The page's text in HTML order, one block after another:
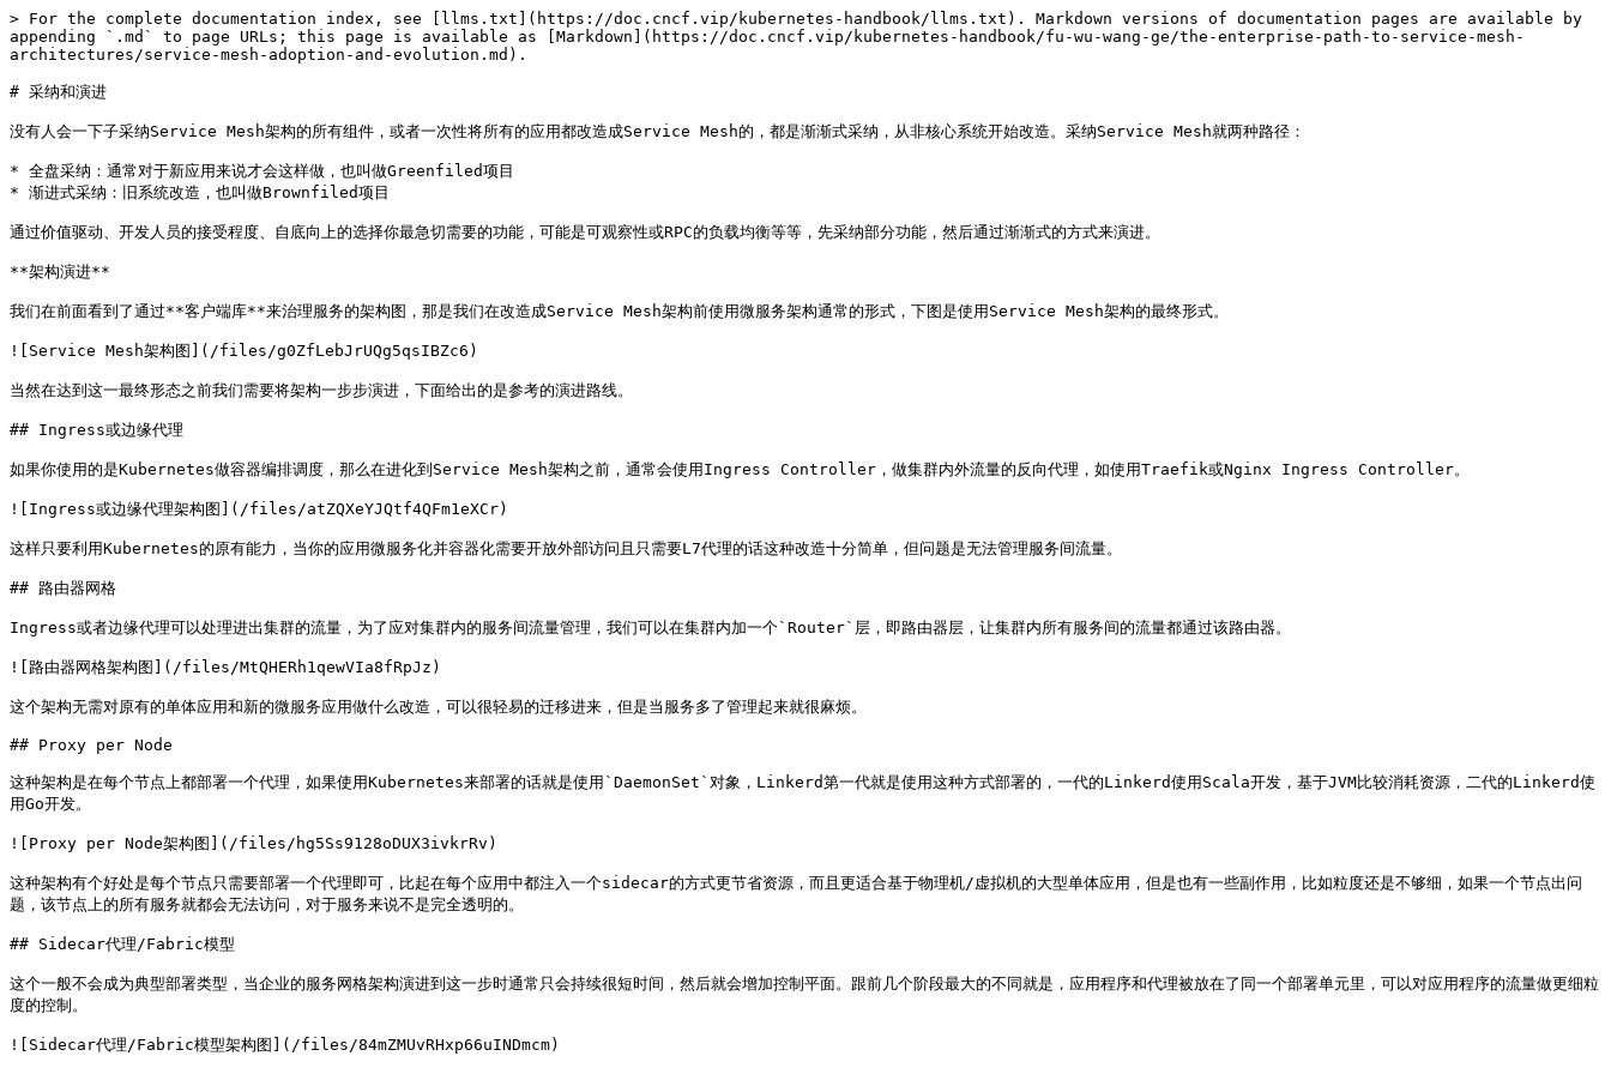
> For the complete documentation index, see [llms.txt](https://doc.cncf.vip/kubernetes-handbook/llms.txt). Markdown versions of documentation pages are available by
appending `.md` to page URLs; this page is available as [Markdown](https://doc.cncf.vip/kubernetes-handbook/fu-wu-wang-ge/the-enterprise-path-to-service-mesh-
architectures/service-mesh-adoption-and-evolution.md).
# 采纳和演进
没有人会一下子采纳Service Mesh架构的所有组件，或者一次性将所有的应用都改造成Service Mesh的，都是渐渐式采纳，从非核心系统开始改造。采纳Service Mesh就两种路径：
* 全盘采纳：通常对于新应用来说才会这样做，也叫做Greenfiled项目
* 渐进式采纳：旧系统改造，也叫做Brownfiled项目
通过价值驱动、开发人员的接受程度、自底向上的选择你最急切需要的功能，可能是可观察性或RPC的负载均衡等等，先采纳部分功能，然后通过渐渐式的方式来演进。
**架构演进**
我们在前面看到了通过**客户端库**来治理服务的架构图，那是我们在改造成Service Mesh架构前使用微服务架构通常的形式，下图是使用Service Mesh架构的最终形式。
![Service Mesh架构图](/files/g0ZfLebJrUQg5qsIBZc6)
当然在达到这一最终形态之前我们需要将架构一步步演进，下面给出的是参考的演进路线。
## Ingress或边缘代理
如果你使用的是Kubernetes做容器编排调度，那么在进化到Service Mesh架构之前，通常会使用Ingress Controller，做集群内外流量的反向代理，如使用Traefik或Nginx Ingress Controller。
![Ingress或边缘代理架构图](/files/atZQXeYJQtf4QFm1eXCr)
这样只要利用Kubernetes的原有能力，当你的应用微服务化并容器化需要开放外部访问且只需要L7代理的话这种改造十分简单，但问题是无法管理服务间流量。
## 路由器网格
Ingress或者边缘代理可以处理进出集群的流量，为了应对集群内的服务间流量管理，我们可以在集群内加一个`Router`层，即路由器层，让集群内所有服务间的流量都通过该路由器。
![路由器网格架构图](/files/MtQHERh1qewVIa8fRpJz)
这个架构无需对原有的单体应用和新的微服务应用做什么改造，可以很轻易的迁移进来，但是当服务多了管理起来就很麻烦。
## Proxy per Node
这种架构是在每个节点上都部署一个代理，如果使用Kubernetes来部署的话就是使用`DaemonSet`对象，Linkerd第一代就是使用这种方式部署的，一代的Linkerd使用Scala开发，基于JVM比较消耗资源，二代的Linkerd使
用Go开发。
![Proxy per Node架构图](/files/hg5Ss9128oDUX3ivkrRv)
这种架构有个好处是每个节点只需要部署一个代理即可，比起在每个应用中都注入一个sidecar的方式更节省资源，而且更适合基于物理机/虚拟机的大型单体应用，但是也有一些副作用，比如粒度还是不够细，如果一个节点出问
题，该节点上的所有服务就都会无法访问，对于服务来说不是完全透明的。
## Sidecar代理/Fabric模型
这个一般不会成为典型部署类型，当企业的服务网格架构演进到这一步时通常只会持续很短时间，然后就会增加控制平面。跟前几个阶段最大的不同就是，应用程序和代理被放在了同一个部署单元里，可以对应用程序的流量做更细粒
度的控制。
![Sidecar代理/Fabric模型架构图](/files/84mZMUvRHxp66uINDmcm)